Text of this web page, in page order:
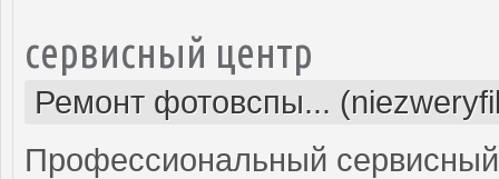
сервисный центр
Ремонт фотовспы...
Профессиональный